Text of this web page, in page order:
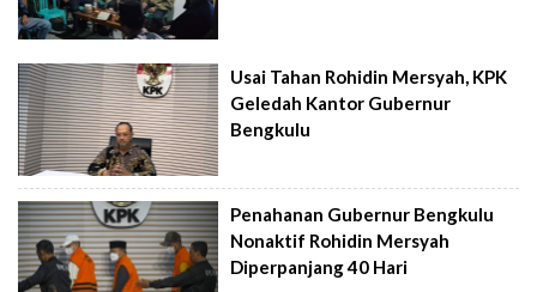
Usai Tahan Rohidin Mersyah, KPK
Geledah Kantor Gubernur
Bengkulu
Penahanan Gubernur Bengkulu
Nonaktif Rohidin Mersyah
Diperpanjang 40 Hari